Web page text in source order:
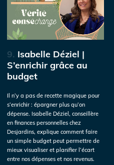
9. Isabelle Déziel |
S’enrichir grâce au
budget
Il n’y a pas de recette magique pour
s’enrichir : épargner plus qu’on
dépense. Isabelle Déziel, conseillère
en finances personnelles chez
Desjardins, explique comment faire
un simple budget peut permettre de
mieux visualiser et planifier l’écart
entre nos dépenses et nos revenus.